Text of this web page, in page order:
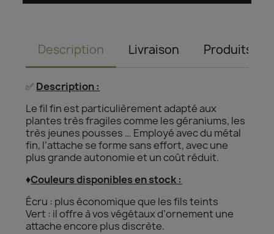
Description Livraison Produits
✅ Description :
Le fil fin est particulièrement adapté aux
plantes très fragiles comme les géraniums, les
très jeunes pousses … Employé avec du métal
fin, l’attache se forme sans effort, avec une
plus grande autonomie et un coût réduit.
♦️Couleurs disponibles en stock :
Écru : plus économique que les fils teints
Vert : il offre à vos végétaux d’ornement une
attache encore plus discrète.